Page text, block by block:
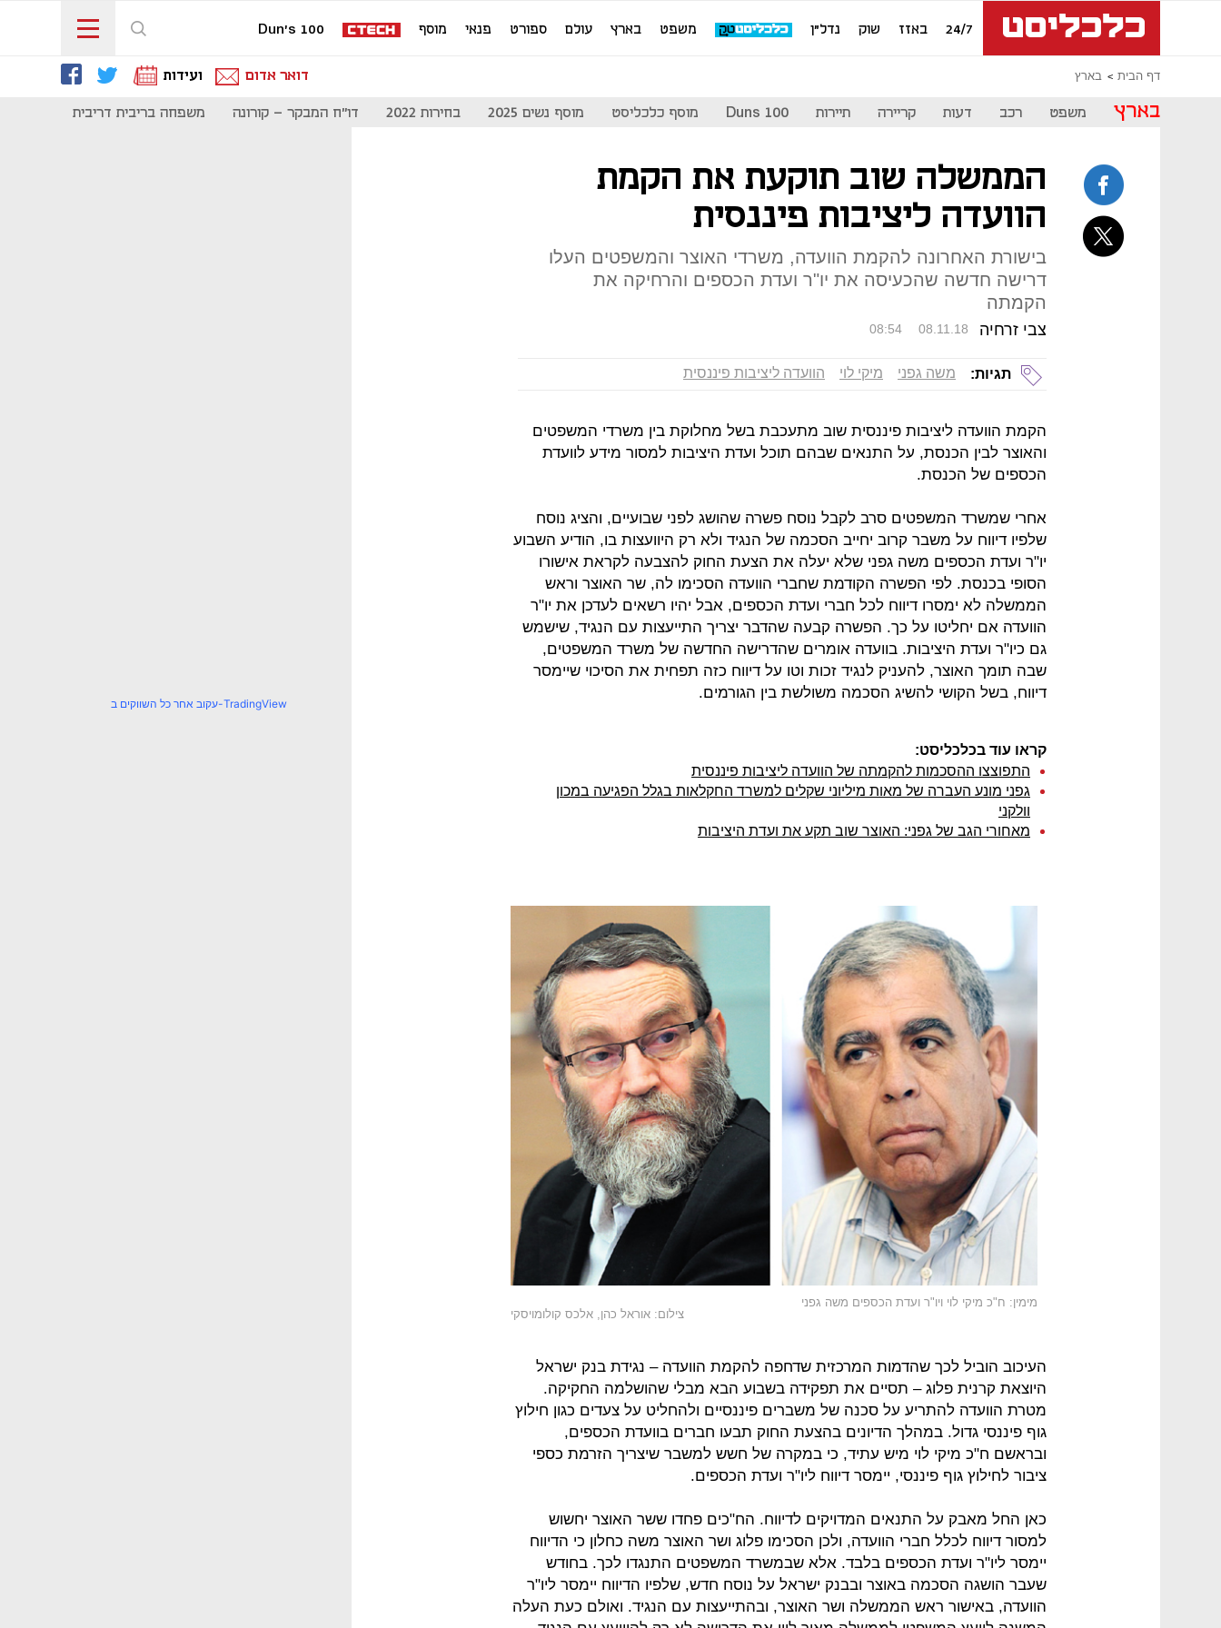
24/7 באזז שוק נדל"ן משפט בארץ עולם ספורט פנאי מוסף Dun's 100
דף הבית בארץ דואר אדום ועידות
בארץ משפט רכב דעות קריירה תיירות Duns 100 מוסף כלכליסט מוסף נשים 2025 בחירות 2022 דו"ח המבקר - קורונה משפחה בריבית דריבית
הממשלה שוב תוקעת את הקמת
הוועדה ליציבות פיננסית
בישורת האחרונה להקמת הוועדה, משרדי האוצר והמשפטים העלו
דרישה חדשה שהכעיסה את יו"ר ועדת הכספים והרחיקה את
הקמתה
צבי זרחיה 08:54 08.11.18
תגיות: משה גפני מיקי לוי הוועדה ליציבות פיננסית
הקמת הוועדה ליציבות פיננסית שוב מתעכבת בשל מחלוקת בין משרדי המשפטים
והאוצר לבין הכנסת, על התנאים שבהם תוכל ועדת היציבות למסור מידע לוועדת
הכספים של הכנסת.
אחרי שמשרד המשפטים סרב לקבל נוסח פשרה שהושג לפני שבועיים, והציג נוסח
שלפיו דיווח על משבר קרוב יחייב הסכמה של הנגיד ולא רק היוועצות בו, הודיע השבוע
יו"ר ועדת הכספים משה גפני שלא יעלה את הצעת החוק להצבעה לקראת אישורו
הסופי בכנסת. לפי הפשרה הקודמת שחברי הוועדה הסכימו לה, שר האוצר וראש
הממשלה לא ימסרו דיווח לכל חברי ועדת הכספים, אבל יהיו רשאים לעדכן את יו"ר
הוועדה אם יחליטו על כך. הפשרה קבעה שהדבר יצריך התייעצות עם הנגיד, שישמש
גם כיו"ר ועדת היציבות. בוועדה אומרים שהדרישה החדשה של משרד המשפטים,
שבה תומך האוצר, להעניק לנגיד זכות וטו על דיווח כזה תפחית את הסיכוי שיימסר
דיווח, בשל הקושי להשיג הסכמה משולשת בין הגורמים.
קראו עוד בכלכליסט:
התפוצצו ההסכמות להקמתה של הוועדה ליציבות פיננסית
גפני מונע העברה של מאות מיליוני שקלים למשרד החקלאות בגלל הפגיעה במכון
וולקני
מאחורי הגב של גפני: האוצר שוב תקע את ועדת היציבות
מימין: ח"כ מיקי לוי ויו"ר ועדת הכספים משה גפני
צילום: אוראל כהן, אלכס קולומויסקי
העיכוב הוביל לכך שהדמות המרכזית שדחפה להקמת הוועדה – נגידת בנק ישראל
היוצאת קרנית פלוג – תסיים את תפקידה בשבוע הבא מבלי שהושלמה החקיקה.
מטרת הוועדה להתריע על סכנה של משברים פיננסיים ולהחליט על צעדים כגון חילוץ
גוף פיננסי גדול. במהלך הדיונים בהצעת החוק תבעו חברים בוועדת הכספים,
ובראשם ח"כ מיקי לוי מיש עתיד, כי במקרה של חשש למשבר שיצריך הזרמת כספי
ציבור לחילוץ גוף פיננסי, יימסר דיווח ליו"ר ועדת הכספים.
כאן החל מאבק על התנאים המדויקים לדיווח. הח"כים פחדו ששר האוצר יחשוש
למסור דיווח לכלל חברי הוועדה, ולכן הסכימו פלוג ושר האוצר משה כחלון כי הדיווח
יימסר ליו"ר ועדת הכספים בלבד. אלא שבמשרד המשפטים התנגדו לכך. בחודש
שעבר הושגה הסכמה באוצר ובבנק ישראל על נוסח חדש, שלפיו הדיווח יימסר ליו"ר
הוועדה, באישור ראש הממשלה ושר האוצר, ובהתייעצות עם הנגיד. ואולם כעת העלה
עקוב אחר כל השווקים ב-TradingView